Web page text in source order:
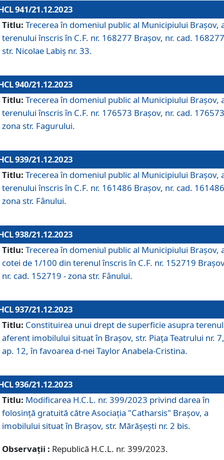
941/21.12.2023
Titlu: Trecerea în domeniul public al Municipiului Braşov,
terenului înscris în C.F. nr. 168277 Brașov, nr. cad.
str. Nicolae Labiș nr. 33.
940/21.12.2023
Titlu: Trecerea în domeniul public al Municipiului Braşov,
terenului înscris în C.F. nr. 176573 Brașov, nr. cad.
zona str. Fagurului.
939/21.12.2023
Titlu: Trecerea în domeniul public al Municipiului Braşov,
terenului înscris în C.F. nr. 161486 Brașov, nr. cad.
zona str. Fânului.
938/21.12.2023
Titlu: Trecerea în domeniul public al Municipiului Braşov,
cotei de 1/100 din terenul înscris în C.F. nr. 152719
nr. cad. 152719 - zona str. Fânului.
937/21.12.2023
Titlu: Constituirea unui drept de superficie asupra
aferent imobilului situat în Brașov, str. Piața Teatrului nr. 7,
ap. 12, în favoarea d-nei Taylor Anabela-Cristina.
936/21.12.2023
Titlu: Modificarea H.C.L. nr. 399/2023 privind darea în
folosinţă gratuită către Asociaţia "Catharsis" Brașov, a
imobilului situat în Braşov, str. Mărăşeşti nr. 2 bis.
Observații : Republică H.C.L. nr. 399/2023.